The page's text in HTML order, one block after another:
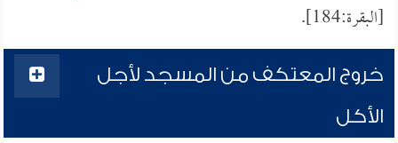
[البقرة:184].
خروج المعتكف من المسجد لأجل
الأكل